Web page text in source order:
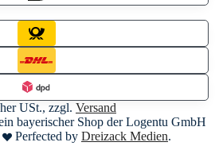
USt., zzgl. Versand
bayerischer Shop der Logentu GmbH
Perfected by Dreizack Medien.